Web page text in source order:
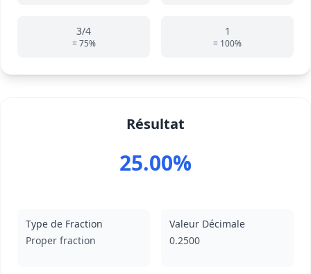
3/4
= 75%
1
= 100%
Résultat
25.00%
Type de Fraction
Proper fraction
Valeur Décimale
0.2500